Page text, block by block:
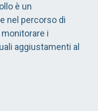
è un
nel percorso di
i
aggiustamenti al